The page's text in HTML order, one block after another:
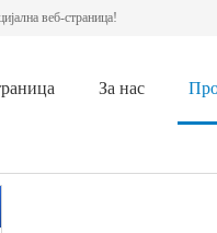
веб-страница!
За нас